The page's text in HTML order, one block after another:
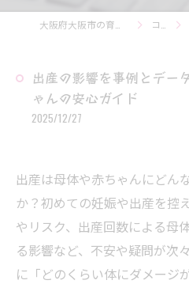
コラム
出産の影響を事例とデー
ゃんの安心ガイド
2025/12/27
出産は母体や赤ちゃんにどん
か？初めての妊娠や出産を控
やリスク、出産回数による母
る影響など、不安や疑問が次
に「どのくらい体にダメージ